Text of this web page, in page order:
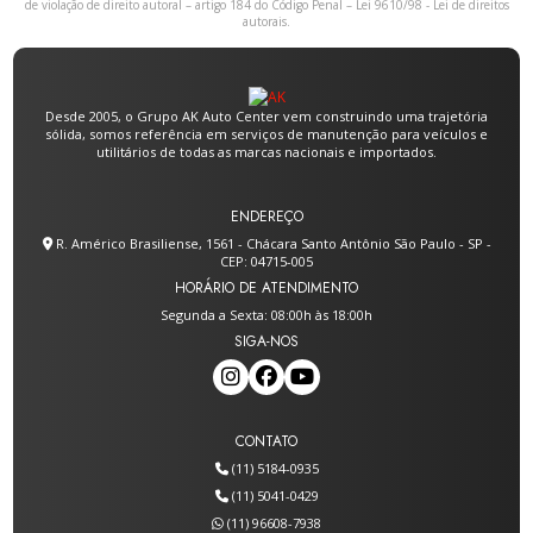
de violação de direito autoral – artigo 184 do Código Penal – Lei 9610/98 - Lei de direitos
autorais
Desde 2005, o Grupo AK Auto Center vem construindo uma trajetória
sólida, somos referência em serviços de manutenção para veículos e
utilitários de todas as marcas nacionais e importados.
ENDEREÇO
R. Américo Brasiliense, 1561 - Chácara Santo Antônio São Paulo - SP -
CEP: 04715-005
HORÁRIO DE ATENDIMENTO
Segunda a Sexta: 08:00h às 18:00h
SIGA-NOS
CONTATO
(11) 5184-0935
(11) 5041-0429
(11) 96608-7938